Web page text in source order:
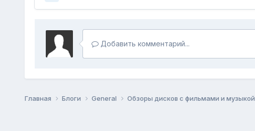
Добавить комментарий...
Главная Блоги General Обзоры дисков с фильмами и музыкой